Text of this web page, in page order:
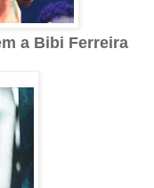
a Bibi Ferreira